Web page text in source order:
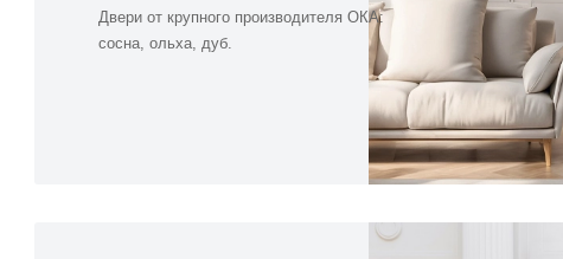
Двери от крупного производителя ОКА:
сосна, ольха, дуб.